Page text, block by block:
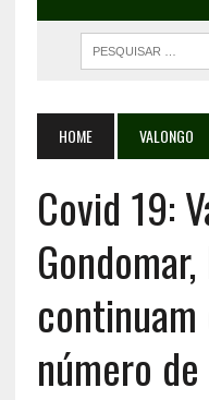
HOME VALONGO
Covid 19:
número